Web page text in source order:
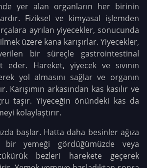
yer alan organların her birinin
Fiziksel ve kimyasal işlemden
ayrılan yiyecekler, sonucunda
üzere kana karışırlar. Yiyecekler,
bir süreçle gastrointestinal
eder. Hareket, yiyecek ve sıvının
yol almasını sağlar ve organın
Karışımın arkasından kas kasılır ve
taşır. Yiyeceğin önündeki kas da
kolaylaştırır.
başlar. Hatta daha besinler ağıza
bir yemeği gördüğümüzde veya
tükürük bezleri harekete geçerek